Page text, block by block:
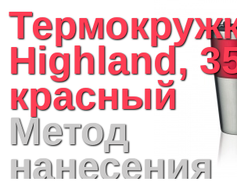
Highland,
красный
Метод
нанесения